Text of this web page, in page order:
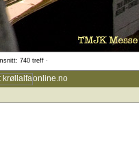
740 treff ·
online.no